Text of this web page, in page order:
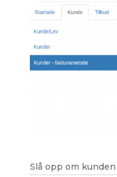
Slå opp om